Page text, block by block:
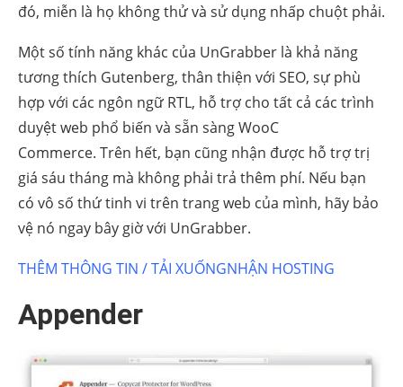
đó, miễn là họ không thử và sử dụng nhấp chuột phải.
Một số tính năng khác của UnGrabber là khả năng
tương thích Gutenberg, thân thiện với SEO, sự phù
hợp với các ngôn ngữ RTL, hỗ trợ cho tất cả các trình
duyệt web phổ biến và sẵn sàng WooC
Commerce. Trên hết, bạn cũng nhận được hỗ trợ trị
giá sáu tháng mà không phải trả thêm phí. Nếu bạn
có vô số thứ tinh vi trên trang web của mình, hãy bảo
vệ nó ngay bây giờ với UnGrabber.
THÊM THÔNG TIN / TẢI XUỐNGNHẬN HOSTING
Appender